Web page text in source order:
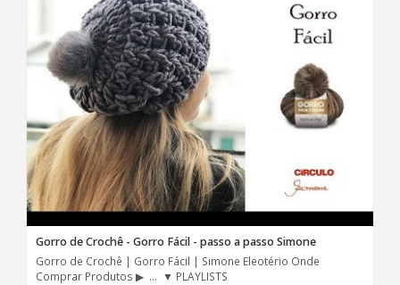
Gorro de Crochê - Gorro Fácil - passo a passo Simone
Gorro de Crochê | Gorro Fácil | Simone Eleotério Onde
Comprar Produtos ▶ ... ▼ PLAYLISTS